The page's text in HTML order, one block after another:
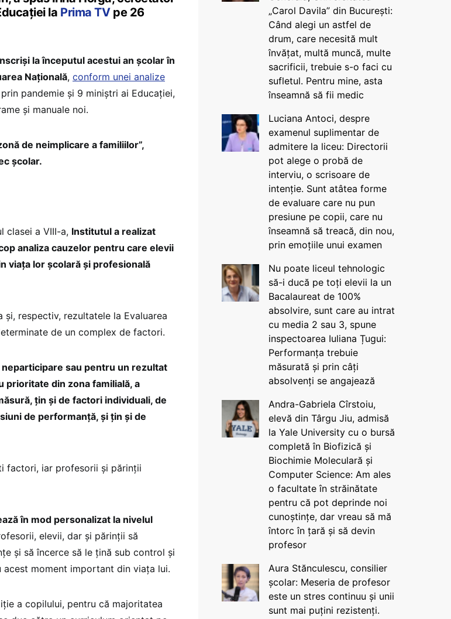
la Prima TVpe 26
la începutul acestui an școlar în
Națională, conform unei analize
pandemie și 9 miniștri ai Educației,
și manuale noi.
de neimplicare a familiilor”,
școlar.
clasei a VIII-a, Institutul a realizat
analiza cauzelor pentru care elevii
viața lor școlară și profesională
respectiv, rezultatele la Evaluarea
de un complex de factori.
sau pentru un rezultat
prioritate din zona familială, a
țin și de factori individuali, de
de performanță, și țin și de
factori, iar profesorii și părinții
în mod personalizat la nivelul
elevii, dar și părinții să
și să încerce să le țină sub control și
moment important din viața lui.
a copilului, pentru că majoritatea
„Carol Davila” din București:
Când alegi un astfel de
drum, care necesită mult
învățat, multă muncă, multe
sacrificii, trebuie s-o faci cu
sufletul. Pentru mine, asta
înseamnă să fii medic
Luciana Antoci, despre
examenul suplimentar de
admitere la liceu: Directorii
pot alege o probă de
interviu, o scrisoare de
intenție. Sunt atâtea forme
de evaluare care nu pun
presiune pe copii, care nu
înseamnă să treacă, din nou,
prin emoțiile unui examen
Nu poate liceul tehnologic
să-i ducă pe toți elevii la un
Bacalaureat de 100%
absolvire, sunt care au intrat
cu media 2 sau 3, spune
inspectoarea Iuliana Țugui:
Performanța trebuie
măsurată și prin câți
absolvenți se angajează
Andra-Gabriela Cîrstoiu,
elevă din Târgu Jiu, admisă
la Yale University cu o bursă
completă în Biofizică și
Biochimie Moleculară și
Computer Science: Am ales
o facultate în străinătate
pentru că pot deprinde noi
cunoștințe, dar vreau să mă
întorc în țară și să devin
profesor
Aura Stănculescu, consilier
școlar: Meseria de profesor
este un stres continuu și unii
sunt mai puțini rezistenți.